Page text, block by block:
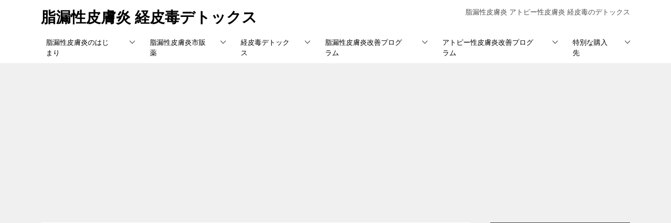
脂漏性皮膚炎 経皮毒デトックス 脂漏性皮膚炎 アトピー性皮膚炎 経皮毒のデトックス
脂漏性皮膚炎のはじ
まり
脂漏性皮膚炎市販
薬
経皮毒デトック
ス
脂漏性皮膚炎改善プログ
ラム
アトピー性皮膚炎改善プログ
ラム
特別な購入
先